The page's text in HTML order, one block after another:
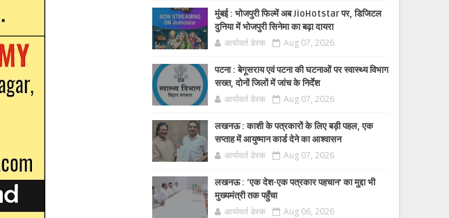
मुंबई : भोजपुरी फिल्में अब JioHotstar पर, डिजिटल
दुनिया में भोजपुरी सिनेमा का बढ़ा दायरा
आर्यावर्त डेस्क Aug 07, 2026
पटना : बेगूसराय एवं पटना की घटनाओं पर स्वास्थ्य विभाग
सख्त, दोनों जिलों में जांच के निर्देश
आर्यावर्त डेस्क Aug 07, 2026
लखनऊ : काशी के पत्रकारों के लिए बड़ी पहल, एक
सप्ताह में आयुष्मान कार्ड देने का आश्वासन
आर्यावर्त डेस्क Aug 07, 2026
लखनऊ : ‘एक देश-एक पत्रकार पहचान’ का मुद्दा भी
मुख्यमंत्री तक पहुँचा
आर्यावर्त डेस्क Aug 06, 2026